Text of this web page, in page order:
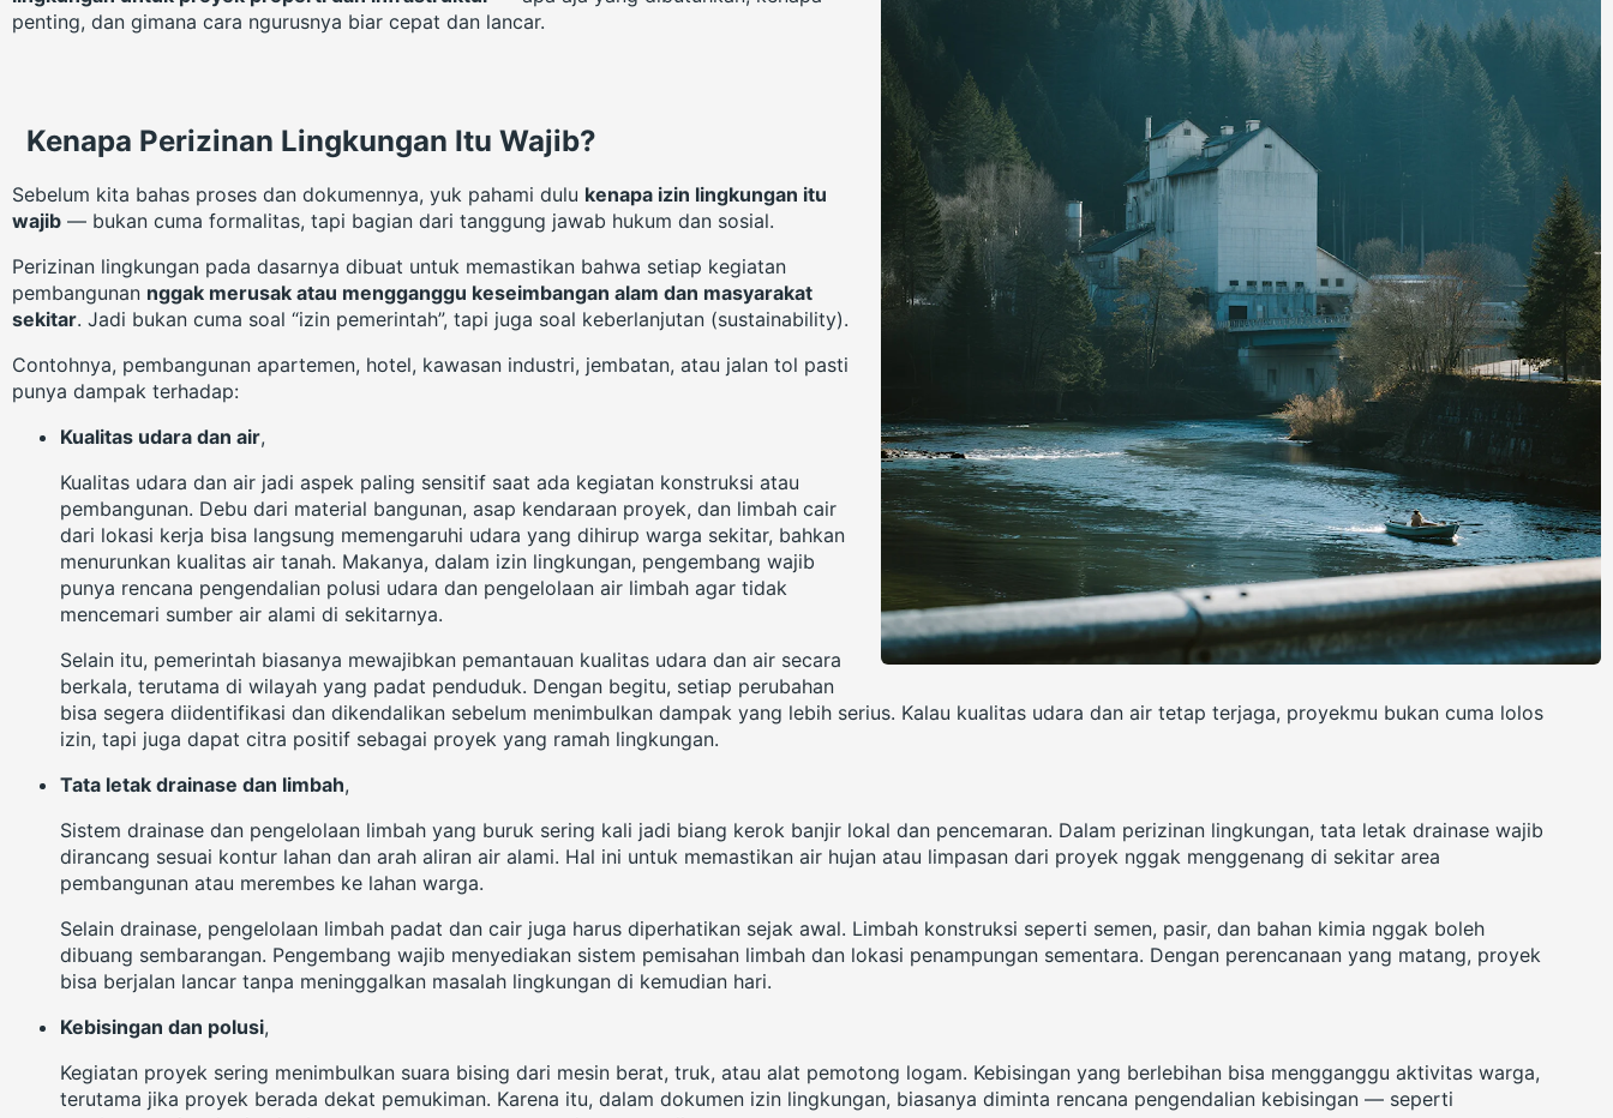
penting, dan gimana cara ngurusnya biar cepat dan lancar.
Kenapa Perizinan Lingkungan Itu Wajib?
Sebelum kita bahas proses dan dokumennya, yuk pahami dulu kenapa izin lingkungan itu
wajib — bukan cuma formalitas, tapi bagian dari tanggung jawab hukum dan sosial.
Perizinan lingkungan pada dasarnya dibuat untuk memastikan bahwa setiap kegiatan
pembangunan nggak merusak atau mengganggu keseimbangan alam dan masyarakat
sekitar. Jadi bukan cuma soal “izin pemerintah”, tapi juga soal keberlanjutan (sustainability).
Contohnya, pembangunan apartemen, hotel, kawasan industri, jembatan, atau jalan tol pasti
punya dampak terhadap:
Kualitas udara dan air,
Kualitas udara dan air jadi aspek paling sensitif saat ada kegiatan konstruksi atau
pembangunan. Debu dari material bangunan, asap kendaraan proyek, dan limbah cair
dari lokasi kerja bisa langsung memengaruhi udara yang dihirup warga sekitar, bahkan
menurunkan kualitas air tanah. Makanya, dalam izin lingkungan, pengembang wajib
punya rencana pengendalian polusi udara dan pengelolaan air limbah agar tidak
mencemari sumber air alami di sekitarnya.
Selain itu, pemerintah biasanya mewajibkan pemantauan kualitas udara dan air secara
berkala, terutama di wilayah yang padat penduduk. Dengan begitu, setiap perubahan
bisa segera diidentifikasi dan dikendalikan sebelum menimbulkan dampak yang lebih serius. Kalau kualitas udara dan air tetap terjaga, proyekmu bukan cuma lolos
izin, tapi juga dapat citra positif sebagai proyek yang ramah lingkungan.
Tata letak drainase dan limbah,
Sistem drainase dan pengelolaan limbah yang buruk sering kali jadi biang kerok banjir lokal dan pencemaran. Dalam perizinan lingkungan, tata letak drainase wajib
dirancang sesuai kontur lahan dan arah aliran air alami. Hal ini untuk memastikan air hujan atau limpasan dari proyek nggak menggenang di sekitar area
pembangunan atau merembes ke lahan warga.
Selain drainase, pengelolaan limbah padat dan cair juga harus diperhatikan sejak awal. Limbah konstruksi seperti semen, pasir, dan bahan kimia nggak boleh
dibuang sembarangan. Pengembang wajib menyediakan sistem pemisahan limbah dan lokasi penampungan sementara. Dengan perencanaan yang matang, proyek
bisa berjalan lancar tanpa meninggalkan masalah lingkungan di kemudian hari.
Kebisingan dan polusi,
Kegiatan proyek sering menimbulkan suara bising dari mesin berat, truk, atau alat pemotong logam. Kebisingan yang berlebihan bisa mengganggu aktivitas warga,
terutama jika proyek berada dekat pemukiman. Karena itu, dalam dokumen izin lingkungan, biasanya diminta rencana pengendalian kebisingan — seperti